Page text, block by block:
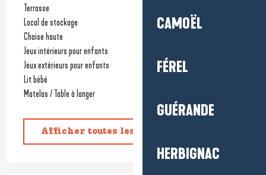
CAMOËL
FÉREL
GUÉRANDE
HERBIGNAC
Terrasse
Local de stockage
Chaise haute
Jeux intérieurs pour enfants
Jeux extérieurs pour enfants
Lit bébé
Matelas / Table à langer
Afficher toutes les prestations